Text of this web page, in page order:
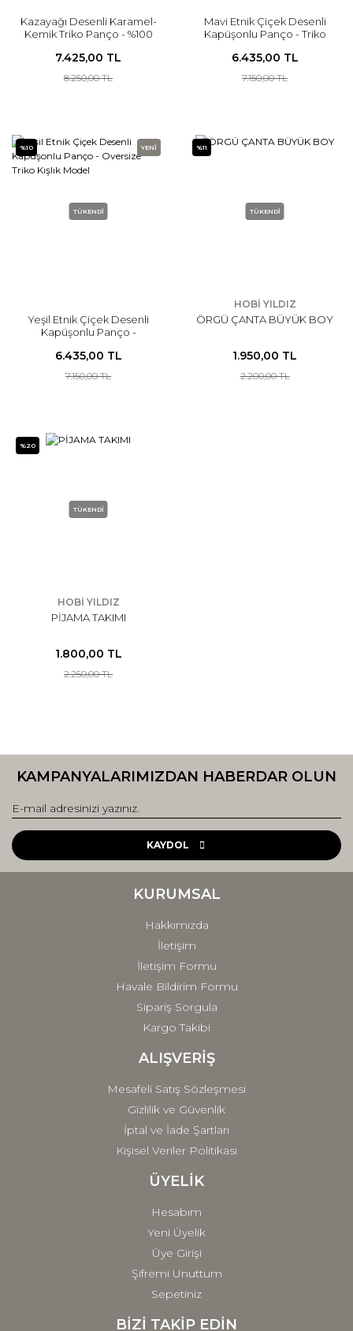
Kazayağı Desenli Karamel-
Kemik Triko Panço - %100
7.425,00 TL
8.250,00 TL
Mavi Etnik Çiçek Desenli
Kapüşonlu Panço - Triko
6.435,00 TL
7.150,00 TL
%10 YENİ
TÜKENDİ
Yeşil Etnik Çiçek Desenli
Kapüşonlu Panço -
6.435,00 TL
7.150,00 TL
%11
TÜKENDİ
HOBİ YILDIZ
ÖRGÜ ÇANTA BÜYÜK BOY
1.950,00 TL
2.200,00 TL
%20
TÜKENDİ
HOBİ YILDIZ
PİJAMA TAKIMI
1.800,00 TL
2.250,00 TL
KAMPANYALARIMIZDAN HABERDAR OLUN
KAYDOL
KURUMSAL
Hakkımızda
İletişim
İletişim Formu
Havale Bildirim Formu
Sipariş Sorgula
Kargo Takibi
ALIŞVERİŞ
Mesafeli Satış Sözleşmesi
Gizlilik ve Güvenlik
İptal ve İade Şartları
Kişisel Veriler Politikası
ÜYELİK
Hesabım
Yeni Üyelik
Üye Girişi
Şifremi Unuttum
Sepetiniz
BİZİ TAKİP EDİN